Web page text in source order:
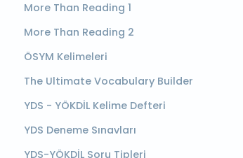
More Than Reading 1
More Than Reading 2
ÖSYM Kelimeleri
The Ultimate Vocabulary Builder
YDS - YÖKDİL Kelime Defteri
YDS Deneme Sınavları
YDS-YÖKDİL Soru Tipleri